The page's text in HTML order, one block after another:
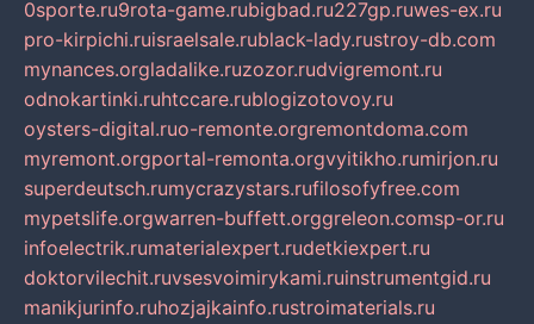
0sporte.ru9rota-game.rubigbad.ru227gp.ruwes-ex.ru
pro-kirpichi.ruisraelsale.rublack-lady.rustroy-db.com
mynances.orgladalike.ruzozor.rudvigremont.ru
odnokartinki.ruhtccare.rublogizotovoy.ru
oysters-digital.ruo-remonte.orgremontdoma.com
myremont.orgportal-remonta.orgvyitikho.rumirjon.ru
superdeutsch.rumycrazystars.rufilosofyfree.com
mypetslife.orgwarren-buffett.orggreleon.comsp-or.ru
infoelectrik.rumaterialexpert.rudetkiexpert.ru
doktorvilechit.ruvsesvoimirykami.ruinstrumentgid.ru
manikjurinfo.ruhozjajkainfo.rustroimaterials.ru